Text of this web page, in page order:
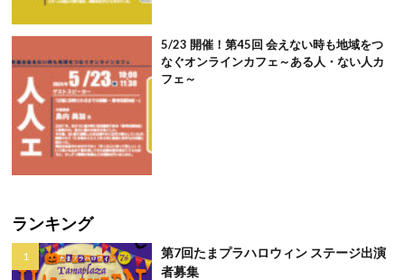
5/23 開催！第45回 会えない時も地域をつ
なぐオンラインカフェ～ある人・ない人カ
フェ～
ランキング
第7回たまプラハロウィン ステージ出演
者募集